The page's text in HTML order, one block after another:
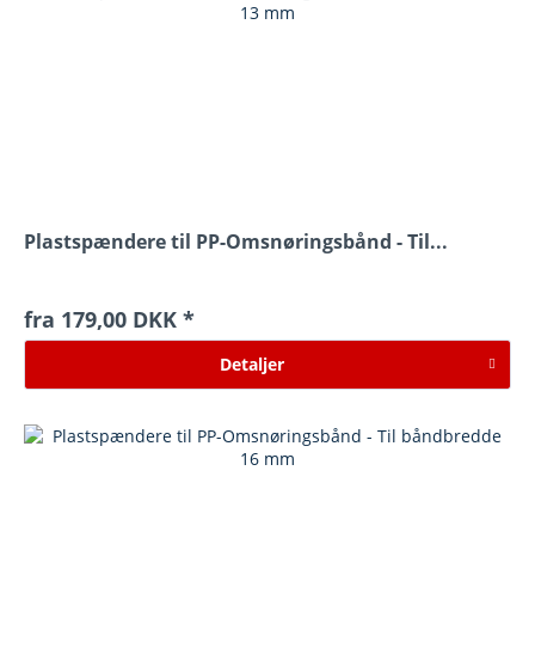
Plastspændere til PP-Omsnøringsbånd - Til...
fra 179,00 DKK *
Detaljer